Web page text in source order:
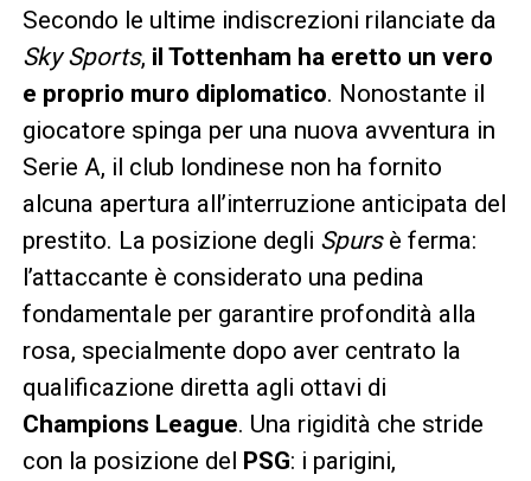
Secondo le ultime indiscrezioni rilanciate da
Sky Sports, il Tottenham ha eretto un vero
e proprio muro diplomatico. Nonostante il
giocatore spinga per una nuova avventura in
Serie A, il club londinese non ha fornito
alcuna apertura all’interruzione anticipata del
prestito. La posizione degli Spursè ferma:
l’attaccante è considerato una pedina
fondamentale per garantire profondità alla
rosa, specialmente dopo aver centrato la
qualificazione diretta agli ottavi di
Champions League. Una rigidità che stride
con la posizione del PSG: i parigini,